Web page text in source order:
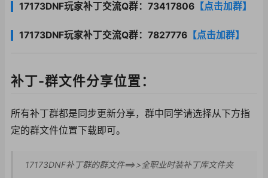
17173DNF玩家补丁交流Q群：73417806 【点击加群】
17173DNF玩家补丁交流Q群：7827776 【点击加群】
补丁-群文件分享位置：
所有补丁群都是同步更新分享，群中同学请选择从下方指
定的群文件位置下载即可。
17173DNF补丁群的群文件==>>全职业时装补丁库文件夹